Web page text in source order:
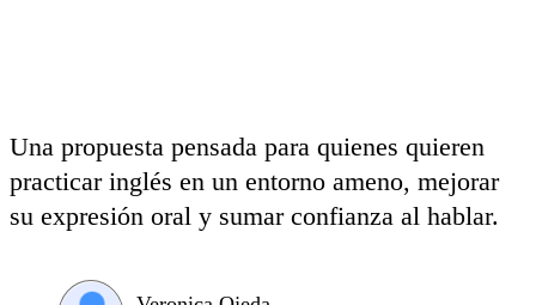
Una propuesta pensada para quienes quieren
practicar inglés en un entorno ameno, mejorar
su expresión oral y sumar confianza al hablar.